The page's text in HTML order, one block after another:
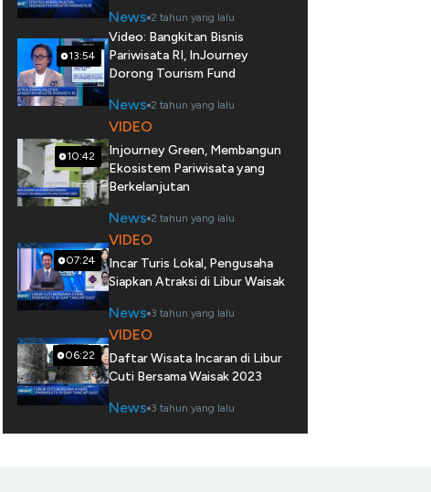
News 2 tahun yang lalu
13:54
Video: Bangkitan Bisnis
Pariwisata RI, InJourney
Dorong Tourism Fund
News 2 tahun yang lalu
10:42
VIDEO
Injourney Green, Membangun
Ekosistem Pariwisata yang
Berkelanjutan
News 2 tahun yang lalu
07:24
VIDEO
Incar Turis Lokal, Pengusaha
Siapkan Atraksi di Libur Waisak
News 3 tahun yang lalu
06:22
VIDEO
Daftar Wisata Incaran di Libur
Cuti Bersama Waisak 2023
News 3 tahun yang lalu